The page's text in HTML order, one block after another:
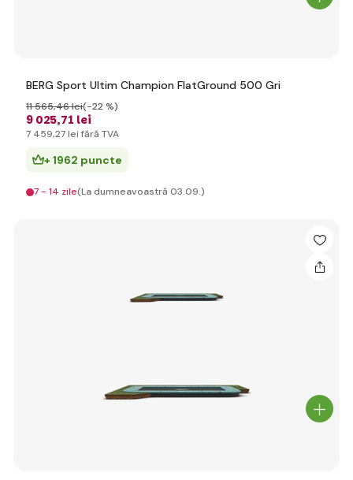
BERG Sport Ultim Champion FlatGround 500 Gri
9 025,71 lei
11 565,46 lei(-22 %)
7 459,27 lei fără TVA
+ 1962 puncte
7 - 14 zile(La dumneavoastră 03.09.)